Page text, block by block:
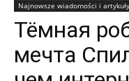
Najnowsze wiadomości i artykuły
Тёмная
мечта